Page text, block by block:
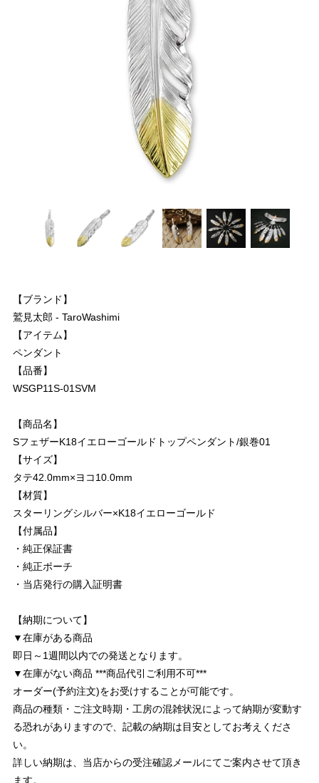
【ブランド】
鷲見太郎 - TaroWashimi
【アイテム】
ペンダント
【品番】
WSGP11S-01SVM
【商品名】
SフェザーK18イエローゴールドトップペンダント/銀巻01
【サイズ】
タテ42.0mm×ヨコ10.0mm
【材質】
スターリングシルバー×K18イエローゴールド
【付属品】
・純正保証書
・純正ポーチ
・当店発行の購入証明書
【納期について】
▼在庫がある商品
即日～1週間以内での発送となります。
▼在庫がない商品 ***商品代引ご利用不可***
オーダー(予約注文)をお受けすることが可能です。
商品の種類・ご注文時期・工房の混雑状況によって納期が変動す
る恐れがありますので、記載の納期は目安としてお考えくださ
い。
詳しい納期は、当店からの受注確認メールにてご案内させて頂き
ます。